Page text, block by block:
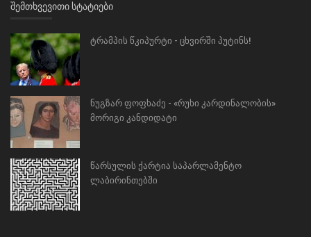
ᲨᲔᲛᲗᲮᲕᲔᲕᲘᲗᲘ ᲡᲢᲐᲢᲘᲔᲑᲘ
ტრამპის წკიპურტი - ცხვირში პუტინს!
ნუგზარ ფოფხაძე - «რუხი კარდინალობის»
მორიგი კანდიდატი
წარსულის ქარტია საპარლამენტო
ლაბირინთებში